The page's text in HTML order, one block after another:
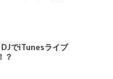
DJでiTunesライブ
？